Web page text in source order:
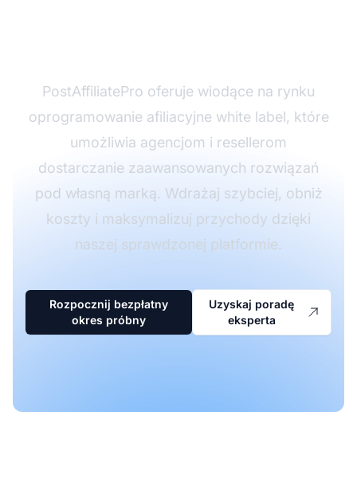
PostAffiliatePro oferuje wiodące na rynku
oprogramowanie afiliacyjne white label, które
umożliwia agencjom i resellerom
dostarczanie zaawansowanych rozwiązań
pod własną marką. Wdrażaj szybciej, obniż
koszty i maksymalizuj przychody dzięki
naszej sprawdzonej platformie.
Rozpocznij bezpłatny
okres próbny
Uzyskaj poradę
eksperta